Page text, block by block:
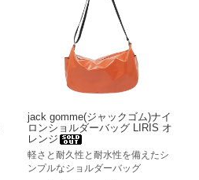
jack gomme(ジャックゴム)ナイ
ロンショルダーバッグ LIRIS オ
レンジ
軽さと耐久性と耐水性を備えたシ
ンプルなショルダーバッグ